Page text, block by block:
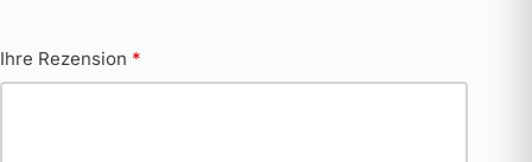
Ihre Rezension *